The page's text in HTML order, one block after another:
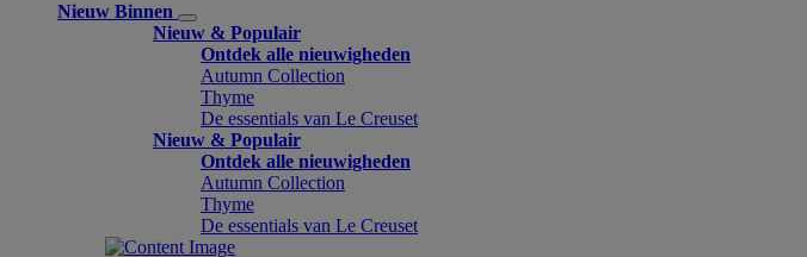
Nieuw Binnen
Nieuw & Populair
Ontdek alle nieuwigheden
Autumn Collection
Thyme
De essentials van Le Creuset
Nieuw & Populair
Ontdek alle nieuwigheden
Autumn Collection
Thyme
De essentials van Le Creuset